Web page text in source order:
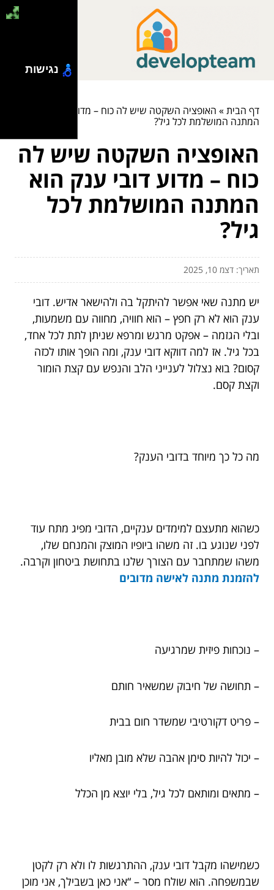
דף הבית» האופציה השקטה שיש לה כוח – מדוע דובי ענק הוא
המתנה המושלמת לכל גיל?
האופציה השקטה שיש לה
כוח – מדוע דובי ענק הוא
המתנה המושלמת לכל
גיל?
תאריך: דצמ 10, 2025
יש מתנה שאי אפשר להיתקל בה ולהישאר אדיש. דובי
ענק הוא לא רק חפץ – הוא חוויה, מחווה עם משמעות,
ובלי הגזמה – אפקט מרגש ומרפא שניתן לתת לכל אחד,
בכל גיל. אז למה דווקא דובי ענק, ומה הופך אותו לכזה
קסום? בוא נצלול לענייני הלב והנפש עם קצת הומור
וקצת קסם.
מה כל כך מיוחד בדובי הענק?
כשהוא מתעצם למימדים ענקיים, הדובי מפיג מתח עוד
לפני שנוגע בו. זה משהו ביופיו המוצק והמנחם שלו,
משהו שמתחבר עם הצורך שלנו בתחושת ביטחון וקרבה.
להזמנת מתנה לאישה מדובים
– נוכחות פיזית שמרגיעה
– תחושה של חיבוק שמשאיר חותם
– פריט דקורטיבי שמשדר חום בבית
– יכול להיות סימן אהבה שלא מובן מאליו
– מתאים ומותאם לכל גיל, בלי יוצא מן הכלל
כשמישהו מקבל דובי ענק, ההתרגשות לו ולא רק לקטן
שבמשפחה. הוא שולח מסר – “אני כאן בשבילך, אני מוכן
נגישות